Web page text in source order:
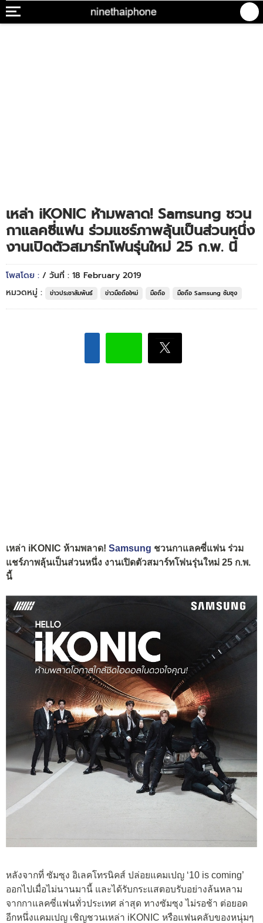
เหล่า iKONIC ห้ามพลาด! Samsung ชวน
กาแลคซี่แฟน ร่วมแชร์ภาพลุ้นเป็นส่วนหนึ่ง
งานเปิดตัวสมาร์ทโฟนรุ่นใหม่ 25 ก.พ. นี้
โพสโดย : / วันที่ : 18 February 2019
หมวดหมู่ :
ข่าวประชาสัมพันธ์ ข่าวมือถือใหม่ มือถือ มือถือ Samsung ซัมซุง
เหล่า iKONIC ห้ามพลาด! Samsung ชวนกาแลคซี่แฟน ร่วม
แชร์ภาพลุ้นเป็นส่วนหนึ่ง งานเปิดตัวสมาร์ทโฟนรุ่นใหม่ 25 ก.พ.
นี้
หลังจากที่ ซัมซุง อิเลคโทรนิคส์ ปล่อยแคมเปญ ‘10 is coming’
ออกไปเมื่อไม่นานมานี้ และได้รับกระแสตอบรับอย่างล้นหลาม
จากกาแลคซี่แฟนทั่วประเทศ ล่าสุด ทางซัมซุง ไม่รอช้า ต่อยอด
อีกหนึ่งแคมเปญ เชิญชวนเหล่า iKONIC หรือแฟนคลับของหนุ่มๆ